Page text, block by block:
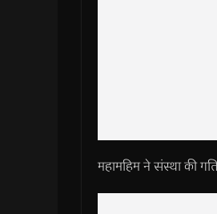
महामहिम ने संस्था की